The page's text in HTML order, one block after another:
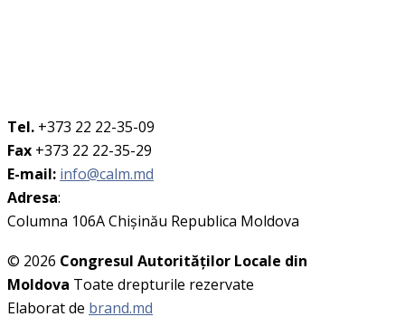
Tel. +373 22 22-35-09
Fax +373 22 22-35-29
E-mail: info@calm.md
Adresa:
Columna 106A Chişinău Republica Moldova
© 2026 Congresul Autorităţilor Locale din
Moldova Toate drepturile rezervate
Elaborat de brand.md